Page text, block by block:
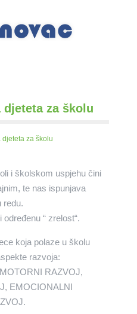
za školu
za školu
i školskom uspjehu čini
te nas ispunjava
redu.
“ zrelost“.
koja polaze u školu
razvoja:
RAZVOJ,
EMOCIONALNI